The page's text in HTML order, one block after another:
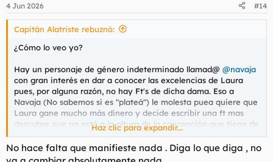
e
s
4 Jun 2026 #14
Capitán Alatriste rebuznó:
¿Cómo lo veo yo?
Hay un personaje de género indeterminado llamad@ @navaja
con gran interés en dar a conocer las excelencias de Laura
pues, por alguna razón, no hay Ft's de dicha dama. Eso a
Navaja (No sabemos si es "plateá") le molesta puea quiere que
Laura gane mucho más dinero y decide escribir una ft mas
descubre que no está a la altura de la concepción que tiene de
Laura y le encomienda a CHATgpt (El gratis) que lo escriba
haciendo un burdo copia/pega quizás, y digo quizás,
envalentonad@ por algún psicótropo que no le permite intuir
Haz clic para expandir...
No hace falta que manifieste nada . Diga lo que diga , no